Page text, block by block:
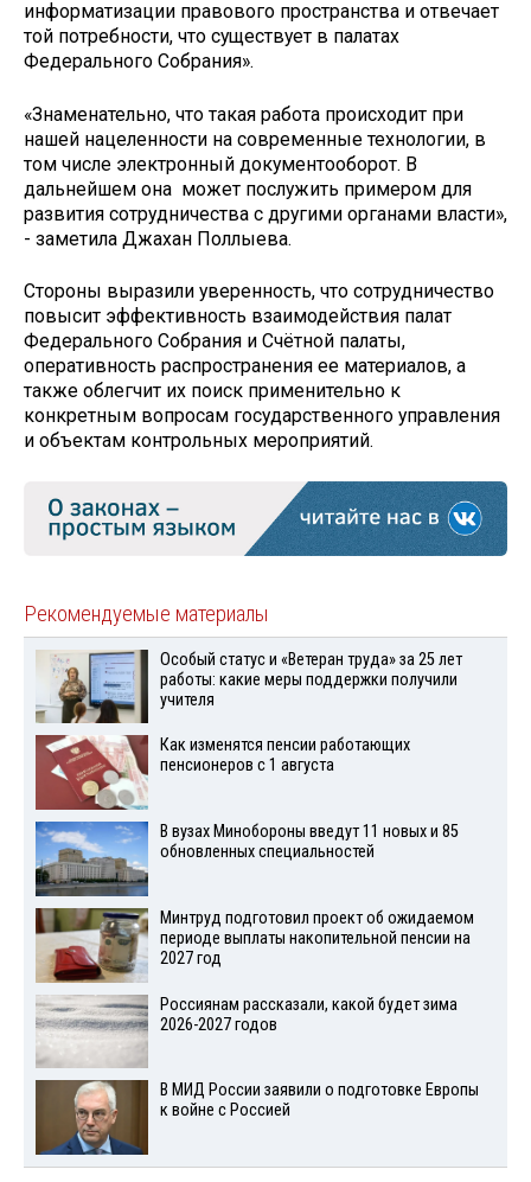
информатизации правового пространства и отвечает
той потребности, что существует в палатах
Федерального Собрания».
«Знаменательно, что такая работа происходит при
нашей нацеленности на современные технологии, в
том числе электронный документооборот. В
дальнейшем она может послужить примером для
развития сотрудничества с другими органами власти»,
- заметила Джахан Поллыева.
Стороны выразили уверенность, что сотрудничество
повысит эффективность взаимодействия палат
Федерального Собрания и Счётной палаты,
оперативность распространения ее материалов, а
также облегчит их поиск применительно к
конкретным вопросам государственного управления
и объектам контрольных мероприятий.
Рекомендуемые материалы
Особый статус и «Ветеран труда» за 25 лет
работы: какие меры поддержки получили
учителя
Как изменятся пенсии работающих
пенсионеров с 1 августа
В вузах Минобороны введут 11 новых и 85
обновленных специальностей
Минтруд подготовил проект об ожидаемом
периоде выплаты накопительной пенсии на
2027 год
Россиянам рассказали, какой будет зима
2026-2027 годов
В МИД России заявили о подготовке Европы
к войне с Россией